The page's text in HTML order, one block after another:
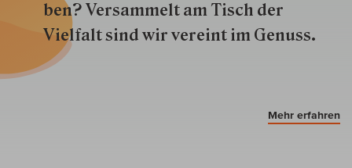
ben? Versammelt am Tisch der
Vielfalt sind wir ver­eint im Genuss.
Mehr erfahren